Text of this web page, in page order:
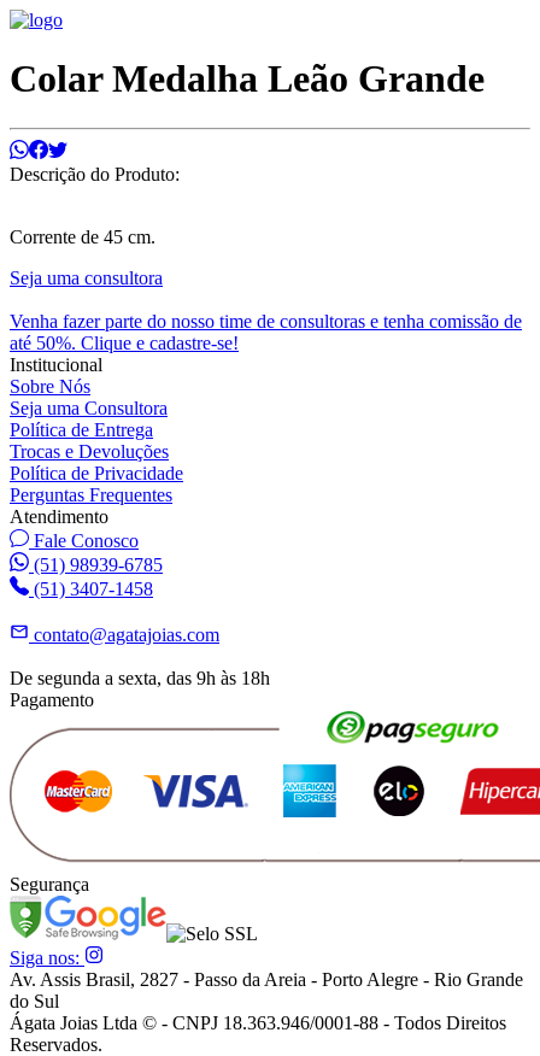
Colar Medalha Leão Grande
Descrição do Produto:
Corrente de 45 cm.
Seja uma consultora
Venha fazer parte do nosso time de consultoras e tenha comissão de
até 50%. Clique e cadastre-se!
Institucional
Sobre Nós
Seja uma Consultora
Política de Entrega
Trocas e Devoluções
Política de Privacidade
Perguntas Frequentes
Atendimento
Fale Conosco
(51) 98939-6785
(51) 3407-1458
contato@agatajoias.com
De segunda a sexta, das 9h às 18h
Pagamento
Segurança
Siga nos:
Av. Assis Brasil, 2827 - Passo da Areia - Porto Alegre - Rio Grande
do Sul
Ágata Joias Ltda © - CNPJ 18.363.946/0001-88 - Todos Direitos
Reservados.